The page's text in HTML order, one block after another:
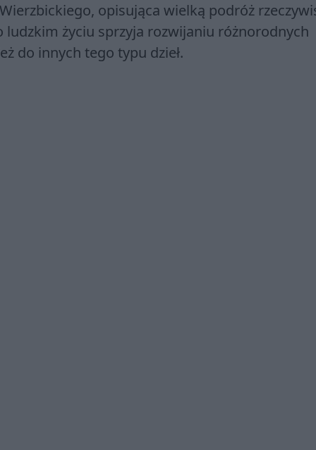
opisująca wielką podróż
życiu sprzyja rozwijaniu różnorodnych
do innych tego typu dzieł.